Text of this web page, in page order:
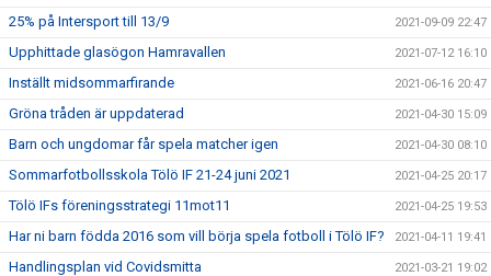
25% på Intersport till 13/9 2021-09-09 22:47
Upphittade glasögon Hamravallen 2021-07-12 16:10
Inställt midsommarfirande 2021-06-16 20:47
Gröna tråden är uppdaterad 2021-04-30 15:09
Barn och ungdomar får spela matcher igen 2021-04-30 08:10
Sommarfotbollsskola Tölö IF 21-24 juni 2021 2021-04-25 20:17
Tölö IFs föreningsstrategi 11mot11 2021-04-25 19:53
Har ni barn födda 2016 som vill börja spela fotboll i Tölö IF? 2021-04-11 19:41
Handlingsplan vid Covidsmitta 2021-03-21 19:02